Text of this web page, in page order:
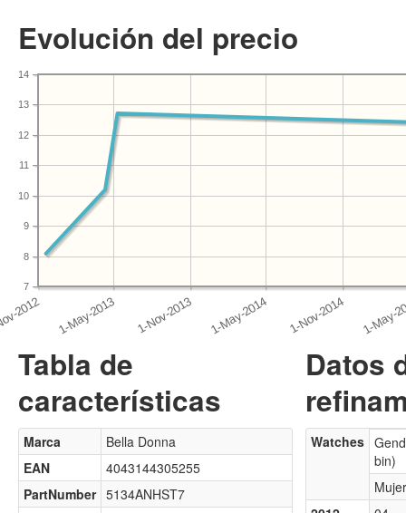
Evolución del precio
7
8
9
10
11
12
13
14
Tabla de
características
Marca
Bella Donna
EAN
4043144305255
PartNumber 5134ANHST7
Datos
Watches
bin)